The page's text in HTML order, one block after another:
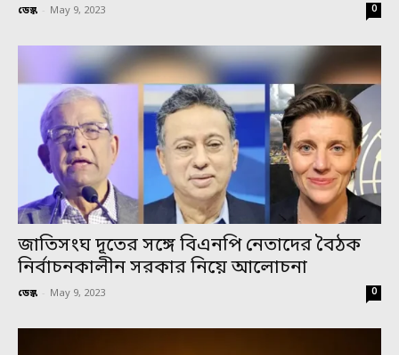
ডেস্ক - May 9, 2023 0
জাতিসংঘ দূতের সঙ্গে বিএনপি নেতাদের বৈঠক
নির্বাচনকালীন সরকার নিয়ে আলোচনা
ডেস্ক - May 9, 2023 0